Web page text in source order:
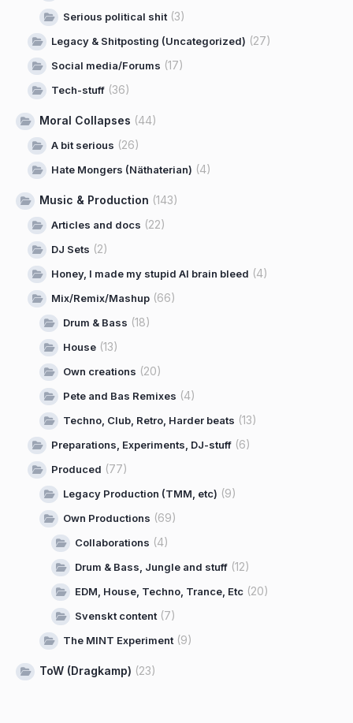
Serious political shit(3)
Legacy & Shitposting (Uncategorized) (27)
Social media/Forums (17)
Tech-stuff (36)
Moral Collapses (44)
A bit serious (26)
Hate Mongers (Näthaterian) (4)
Music & Production (143)
Articles and docs (22)
DJ Sets (2)
Honey, I made my stupid AI brain bleed (4)
Mix/Remix/Mashup (66)
Drum & Bass (18)
House (13)
Own creations (20)
Pete and Bas Remixes (4)
Techno, Club, Retro, Harder beats (13)
Preparations, Experiments, DJ-stuff (6)
Produced (77)
Legacy Production (TMM, etc) (9)
Own Productions (69)
Collaborations (4)
Drum & Bass, Jungle and stuff (12)
EDM, House, Techno, Trance, Etc (20)
Svenskt content(7)
The MINT Experiment(9)
ToW (Dragkamp) (23)